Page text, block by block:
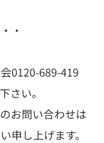
・
0120-689-419
さい。
お問い合わせは
申し上げます。